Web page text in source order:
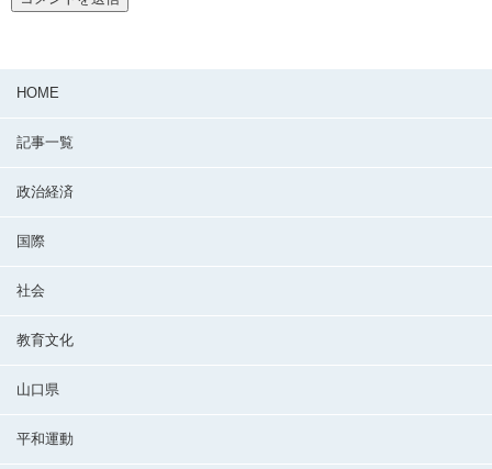
HOME
記事一覧
政治経済
国際
社会
教育文化
山口県
平和運動